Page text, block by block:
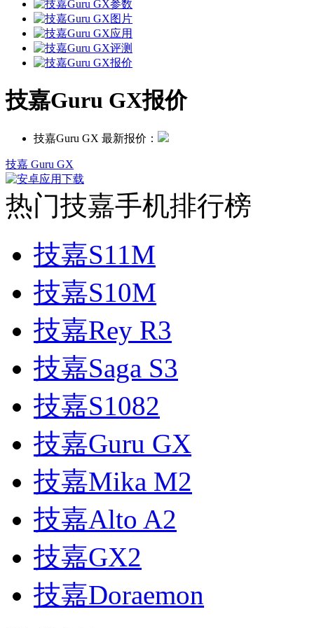
技嘉Guru GX报价
技嘉Guru GX 最新报价：
技嘉 Guru GX
热门技嘉手机排行榜
技嘉S11M
技嘉S10M
技嘉Rey R3
技嘉Saga S3
技嘉S1082
技嘉Guru GX
技嘉Mika M2
技嘉Alto A2
技嘉GX2
技嘉Doraemon